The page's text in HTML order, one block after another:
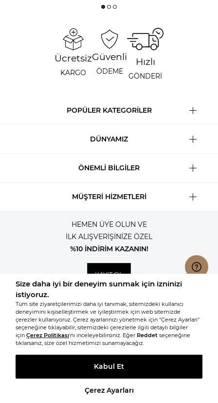
Ücretsiz
KARGO
Güvenli
ÖDEME
Hızlı
GÖNDERİ
POPÜLER KATEGORİLER
DÜNYAMIZ
ÖNEMLİ BİLGİLER
MÜŞTERİ HİZMETLERİ
HEMEN ÜYE OLUN VE
İLK ALIŞVERİŞİNİZE ÖZEL
%10 İNDİRİM KAZANIN!
KAYIT OL
SEPETE EKLE